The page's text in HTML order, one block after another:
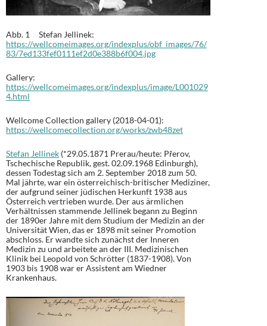
Abb. 1 Stefan Jellinek:
https://wellcomeimages.org/indexplus/obf_images/76/
83/7ed133fef0111ef2d0e388b6f004.jpg
Gallery:
https://wellcomeimages.org/indexplus/image/L001029
4.html
Wellcome Collection gallery (2018-04-01):
https://wellcomecollection.org/works/zwb48zet
Stefan Jellinek (*29.05.1871 Prerau/heute: Přerov,
Tschechische Republik, gest. 02.09.1968 Edinburgh),
dessen Todestag sich am 2. September 2018 zum 50.
Mal jährte, war ein österreichisch-britischer Mediziner,
der aufgrund seiner jüdischen Herkunft 1938 aus
Österreich vertrieben wurde. Der aus ärmlichen
Verhältnissen stammende Jellinek begann zu Beginn
der 1890er Jahre mit dem Studium der Medizin an der
Universität Wien, das er 1898 mit seiner Promotion
abschloss. Er wandte sich zunächst der Inneren
Medizin zu und arbeitete an der III. Medizinischen
Klinik bei Leopold von Schrötter (1837-1908). Von
1903 bis 1908 war er Assistent am Wiedner
Krankenhaus.